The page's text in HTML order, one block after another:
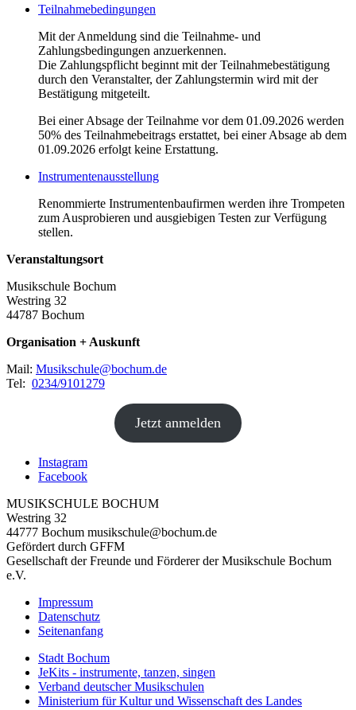
Teilnahmebedingungen
Mit der Anmeldung sind die Teilnahme- und
Zahlungsbedingungen anzuerkennen.
Die Zahlungspflicht beginnt mit der Teilnahmebestätigung
durch den Veranstalter, der Zahlungstermin wird mit der
Bestätigung mitgeteilt.
Bei einer Absage der Teilnahme vor dem 01.09.2026 werden
50% des Teilnahmebeitrags erstattet, bei einer Absage ab dem
01.09.2026 erfolgt keine Erstattung.
Instrumentenausstellung
Renommierte Instrumentenbaufirmen werden ihre Trompeten
zum Ausprobieren und ausgiebigen Testen zur Verfügung
stellen.
Veranstaltungsort
Musikschule Bochum
Westring 32
44787 Bochum
Organisation + Auskunft
Mail: Musikschule@bochum.de
Tel: 0234/9101279
Jetzt anmelden
Instagram
Facebook
MUSIKSCHULE BOCHUM
Westring 32
44777 Bochum musikschule@bochum.de
Gefördert durch GFFM
Gesellschaft der Freunde und Förderer der Musikschule Bochum
e.V.
Impressum
Datenschutz
Seitenanfang
Stadt Bochum
JeKits - instrumente, tanzen, singen
Verband deutscher Musikschulen
Ministerium für Kultur und Wissenschaft des Landes